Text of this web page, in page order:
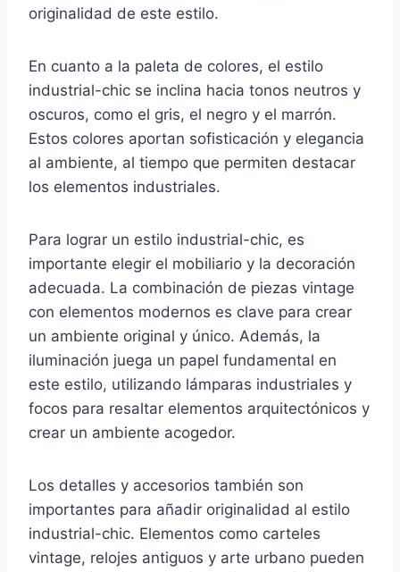
originalidad de este estilo.
En cuanto a la paleta de colores, el estilo
industrial-chic se inclina hacia tonos neutros y
oscuros, como el gris, el negro y el marrón.
Estos colores aportan sofisticación y elegancia
al ambiente, al tiempo que permiten destacar
los elementos industriales.
Para lograr un estilo industrial-chic, es
importante elegir el mobiliario y la decoración
adecuada. La combinación de piezas vintage
con elementos modernos es clave para crear
un ambiente original y único. Además, la
iluminación juega un papel fundamental en
este estilo, utilizando lámparas industriales y
focos para resaltar elementos arquitectónicos y
crear un ambiente acogedor.
Los detalles y accesorios también son
importantes para añadir originalidad al estilo
industrial-chic. Elementos como carteles
vintage, relojes antiguos y arte urbano pueden